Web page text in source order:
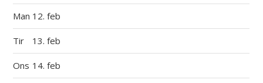
Man 12. feb
Tir 13. feb
Ons 14. feb